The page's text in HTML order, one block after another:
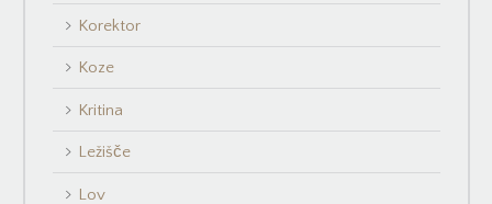
Korektor
Koze
Kritina
Ležišče
Lov